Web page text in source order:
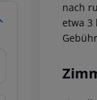
nach
etwa 3